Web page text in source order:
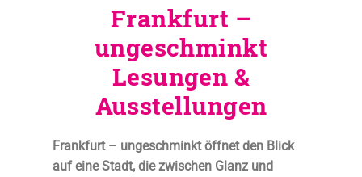
Frankfurt –
ungeschminkt
Lesungen &
Ausstellungen
Frankfurt – ungeschminktöffnet den Blick
auf eine Stadt, die zwischen Glanz und